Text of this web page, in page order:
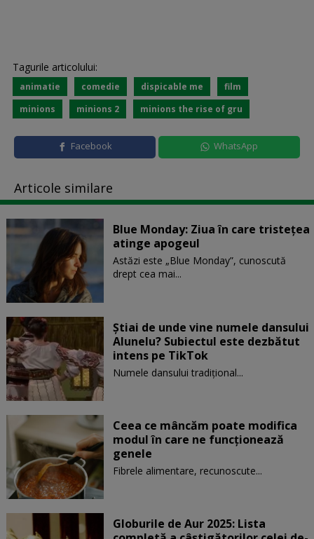
Tagurile articolului:
animatie comedie dispicable me
film
minions
minions 2 minions the rise of gru
Facebook WhatsApp
Articole similare
Blue Monday: Ziua în care tristețea
atinge apogeul
Astăzi este „Blue Monday”, cunoscută
drept cea mai...
Știai de unde vine numele dansului
Alunelu? Subiectul este dezbătut
intens pe TikTok
Numele dansului tradițional...
Ceea ce mâncăm poate modifica
modul în care ne funcţionează
genele
Fibrele alimentare, recunoscute...
Globurile de Aur 2025: Lista